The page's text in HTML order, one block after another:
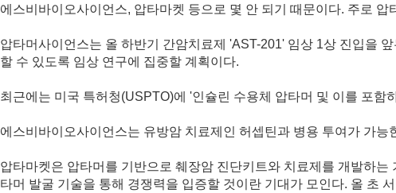
에스비바이오사이언스, 압타마켓 등으로 몇 안 되기 때문이다. 주로
압타머사이언스는 올 하반기 간암치료제 'AST-201' 임상 1상 진입을
할 수 있도록 임상 연구에 집중할 계획이다.
최근에는 미국 특허청(USPTO)에 '인슐린 수용체 압타머 및 이를 포
에스비바이오사이언스는 유방암 치료제인 허셉틴과 병용 투여가 가
압타마켓은 압타머를 기반으로 췌장암 진단키트와 치료제를 개발하
타머 발굴 기술을 통해 경쟁력을 입증할 것이란 기대가 모인다. 올 초